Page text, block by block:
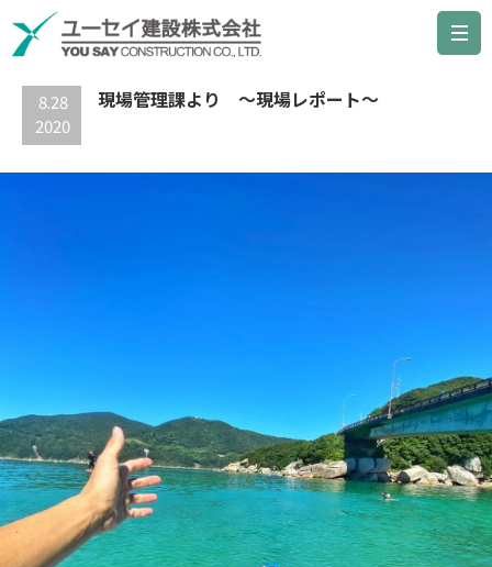
最新の記事
8.28
2020
現場管理課より ～現場レポート～